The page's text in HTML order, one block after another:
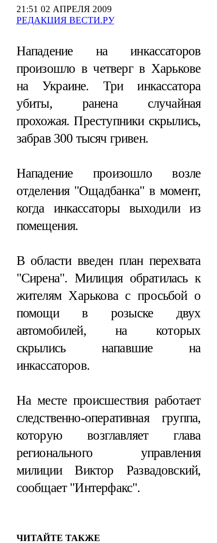
21:51 02 АПРЕЛЯ 2009
РЕДАКЦИЯ ВЕСТИ.РУ
Нападение на инкассаторов
произошло в четверг в Харькове
на Украине. Три инкассатора
убиты, ранена случайная
прохожая. Преступники скрылись,
забрав 300 тысяч гривен.
Нападение произошло возле
отделения "Ощадбанка" в момент,
когда инкассаторы выходили из
помещения.
В области введен план перехвата
"Сирена". Милиция обратилась к
жителям Харькова с просьбой о
помощи в розыске двух
автомобилей, на которых
скрылись напавшие на
инкассаторов.
На месте происшествия работает
следственно-оперативная группа,
которую возглавляет глава
регионального управления
милиции Виктор Развадовский,
сообщает "Интерфакс".
ЧИТАЙТЕ ТАКЖЕ